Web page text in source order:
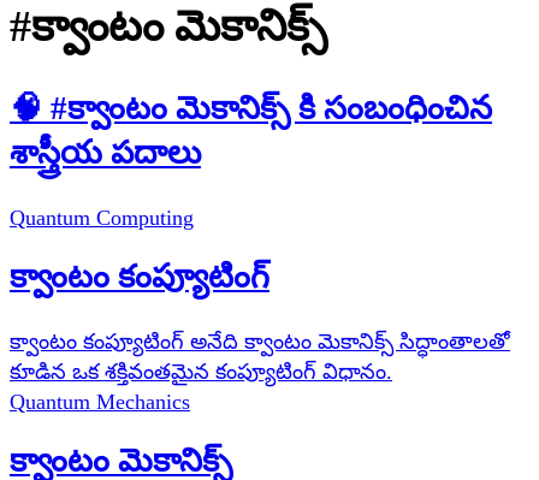
#క్వాంటం మెకానిక్స్
🧠 #క్వాంటం మెకానిక్స్ కి సంబంధించిన
శాస్త్రీయ పదాలు
Quantum Computing
క్వాంటం కంప్యూటింగ్
క్వాంటం కంప్యూటింగ్ అనేది క్వాంటం మెకానిక్స్ సిద్ధాంతాలతో
కూడిన ఒక శక్తివంతమైన కంప్యూటింగ్ విధానం.
Quantum Mechanics
క్వాంటం మెకానిక్స్